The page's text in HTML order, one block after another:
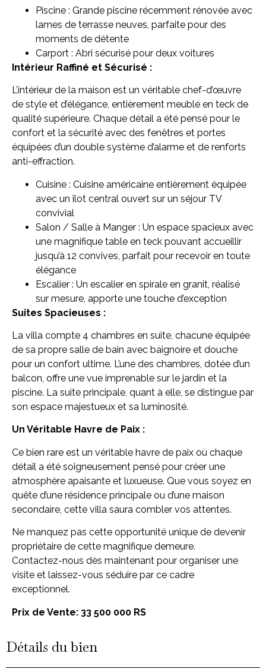
Piscine : Grande piscine récemment rénovée avec
lames de terrasse neuves, parfaite pour des
moments de détente
Carport : Abri sécurisé pour deux voitures
Intérieur Raffiné et Sécurisé :
L’intérieur de la maison est un véritable chef-d’œuvre
de style et d’élégance, entièrement meublé en teck de
qualité supérieure. Chaque détail a été pensé pour le
confort et la sécurité avec des fenêtres et portes
équipées d’un double système d’alarme et de renforts
anti-effraction.
Cuisine : Cuisine américaine entièrement équipée
avec un îlot central ouvert sur un séjour TV
convivial
Salon / Salle à Manger : Un espace spacieux avec
une magnifique table en teck pouvant accueillir
jusqu’à 12 convives, parfait pour recevoir en toute
élégance
Escalier : Un escalier en spirale en granit, réalisé
sur mesure, apporte une touche d’exception
Suites Spacieuses :
La villa compte 4 chambres en suite, chacune équipée
de sa propre salle de bain avec baignoire et douche
pour un confort ultime. L’une des chambres, dotée d’un
balcon, offre une vue imprenable sur le jardin et la
piscine. La suite principale, quant à elle, se distingue par
son espace majestueux et sa luminosité.
Un Véritable Havre de Paix :
Ce bien rare est un véritable havre de paix où chaque
détail a été soigneusement pensé pour créer une
atmosphère apaisante et luxueuse. Que vous soyez en
quête d’une résidence principale ou d’une maison
secondaire, cette villa saura combler vos attentes.
Ne manquez pas cette opportunité unique de devenir
propriétaire de cette magnifique demeure.
Contactez-nous dès maintenant pour organiser une
visite et laissez-vous séduire par ce cadre
exceptionnel.
Prix de Vente: 33 500 000 RS
Détails du bien